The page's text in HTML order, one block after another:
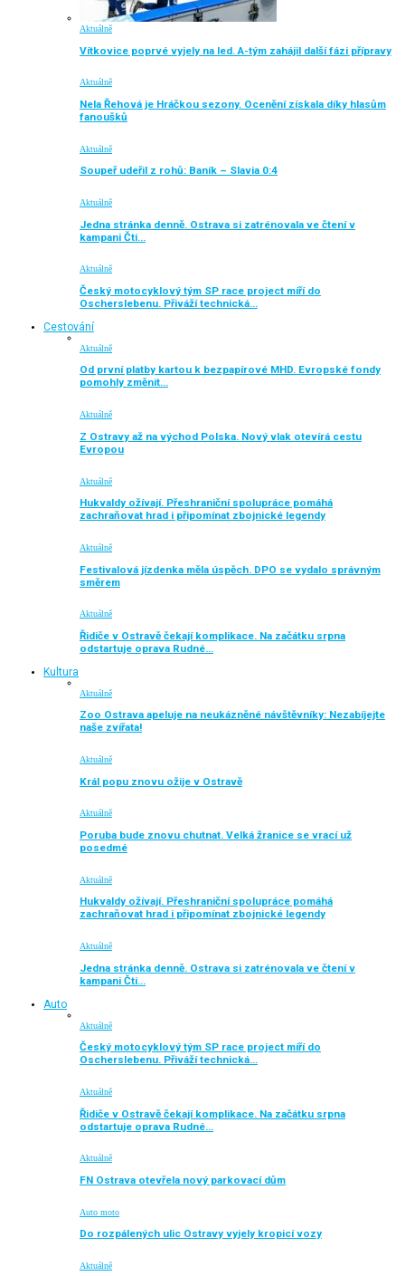
Aktuálně
Vítkovice poprvé vyjely na led. A-tým zahájil další fázi přípravy
Aktuálně
Nela Řehová je Hráčkou sezony. Ocenění získala díky hlasům
fanoušků
Aktuálně
Soupeř udeřil z rohů: Baník – Slavia 0:4
Aktuálně
Jedna stránka denně. Ostrava si zatrénovala ve čtení v
kampani Čti…
Aktuálně
Český motocyklový tým SP race project míří do
Oscherslebenu. Přiváží technická…
Cestování
Aktuálně
Od první platby kartou k bezpapírové MHD. Evropské fondy
pomohly změnit…
Aktuálně
Z Ostravy až na východ Polska. Nový vlak otevírá cestu
Evropou
Aktuálně
Hukvaldy ožívají. Přeshraniční spolupráce pomáhá
zachraňovat hrad i připomínat zbojnické legendy
Aktuálně
Festivalová jízdenka měla úspěch. DPO se vydalo správným
směrem
Aktuálně
Řidiče v Ostravě čekají komplikace. Na začátku srpna
odstartuje oprava Rudné…
Kultura
Aktuálně
Zoo Ostrava apeluje na neukázněné návštěvníky: Nezabíjejte
naše zvířata!
Aktuálně
Král popu znovu ožije v Ostravě
Aktuálně
Poruba bude znovu chutnat. Velká žranice se vrací už
posedmé
Aktuálně
Hukvaldy ožívají. Přeshraniční spolupráce pomáhá
zachraňovat hrad i připomínat zbojnické legendy
Aktuálně
Jedna stránka denně. Ostrava si zatrénovala ve čtení v
kampani Čti…
Auto
Aktuálně
Český motocyklový tým SP race project míří do
Oscherslebenu. Přiváží technická…
Aktuálně
Řidiče v Ostravě čekají komplikace. Na začátku srpna
odstartuje oprava Rudné…
Aktuálně
FN Ostrava otevřela nový parkovací dům
Auto moto
Do rozpálených ulic Ostravy vyjely kropicí vozy
Aktuálně